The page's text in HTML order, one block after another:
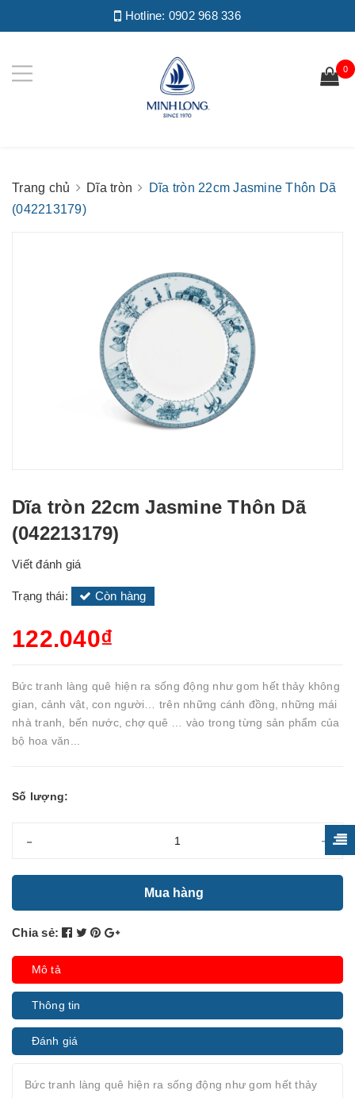
Hotline: 0902 968 336
0
Trang chủ Dĩa tròn
Dĩa tròn 22cm Jasmine Thôn Dã
(042213179)
Dĩa tròn 22cm Jasmine Thôn Dã
(042213179)
Viết đánh giá
Trạng thái: Còn hàng
122.040₫
Bức tranh làng quê hiện ra sống động như gom hết thảy không
gian, cảnh vật, con người… trên những cánh đồng, những mái
nhà tranh, bến nước, chợ quê … vào trong từng sản phẩm của
bộ hoa văn...
Số lượng:
- +
Mua hàng
Chia sẻ:
Mô tả
Thông tin
Đánh giá
Bức tranh làng quê hiện ra sống động như gom hết thảy